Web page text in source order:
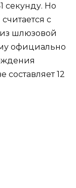
секунду. Но
с
шлюзовой
официально
составляет 12